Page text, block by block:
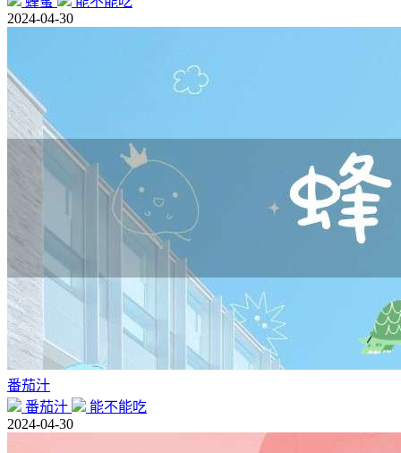
2024-04-30
番茄汁
番茄汁
能不能吃
2024-04-30